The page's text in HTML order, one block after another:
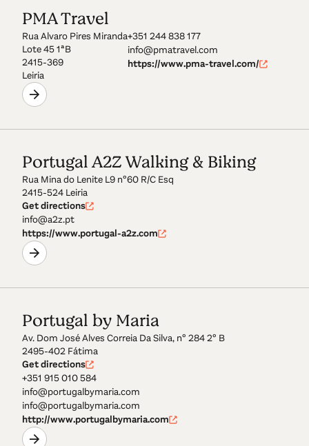
PMA Travel
Rua Alvaro Pires Miranda
Lote 45 1ªB
2415-369
Leiria
+351 244 838 177
info@pmatravel.com
https://www.pma-travel.com/
Portugal A2Z Walking & Biking
Rua Mina do Lenite L9 nº60 R/C Esq
2415-524 Leiria
Get directions
info@a2z.pt
https://www.portugal-a2z.com
Portugal by Maria
Av. Dom José Alves Correia Da Silva, nº 284 2º B
2495-402 Fátima
Get directions
+351 915 010 584
info@portugalbymaria.com
info@portugalbymaria.com
http://www.portugalbymaria.com